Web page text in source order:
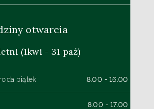
otwarcia
(1kwi - 31 paź)
piątek 8.00 - 16.00
8.00 - 17.00